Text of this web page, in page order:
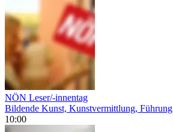
NÖN Leser/-innentag
Bildende Kunst, Kunstvermittlung, Führung
10:00